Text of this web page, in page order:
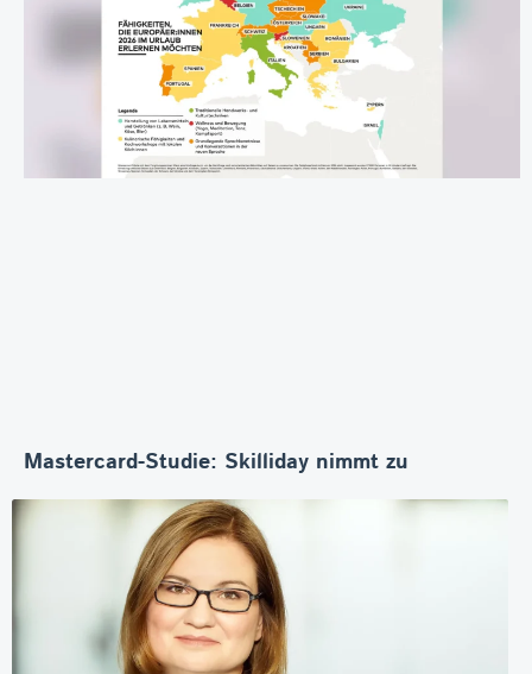
Mastercard-Studie: Skilliday nimmt zu